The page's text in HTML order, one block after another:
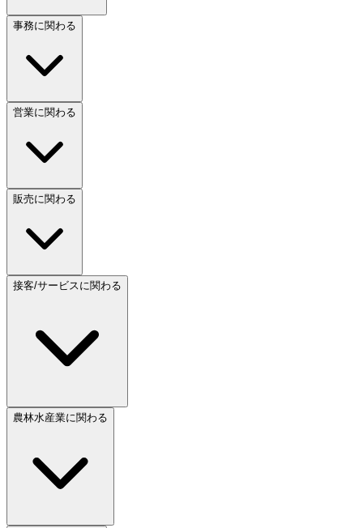
事務に関わる
営業に関わる
販売に関わる
接客/サービスに関わる
農林水産業に関わる